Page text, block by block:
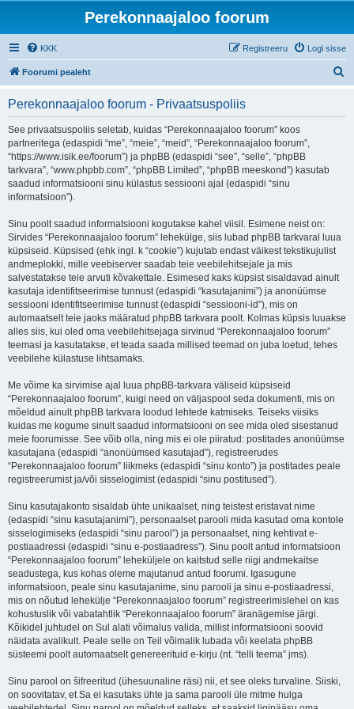
Perekonnaajaloo foorum
KKK Logi sisse
Registreeru
Foorumi pealeht
Perekonnaajaloo foorum - Privaatsuspoliis
See privaatsuspoliis seletab, kuidas “Perekonnaajaloo foorum” koos
partneritega (edaspidi “me”, “meie”, “meid”, “Perekonnaajaloo foorum”,
“https://www.isik.ee/foorum”) ja phpBB (edaspidi “see”, “selle”, “phpBB
tarkvara”, “www.phpbb.com”, “phpBB Limited”, “phpBB meeskond”) kasutab
saadud informatsiooni sinu külastus sessiooni ajal (edaspidi “sinu
informatsioon”).
Sinu poolt saadud informatsiooni kogutakse kahel viisil. Esimene neist on:
Sirvides “Perekonnaajaloo foorum” lehekülge, siis lubad phpBB tarkvaral luua
küpsiseid. Küpsised (ehk ingl. k “cookie”) kujutab endast väikest tekstikujulist
andmeplokki, mille veebiserver saadab teie veebilehitsejale ja mis
salvestatakse teie arvuti kõvakettale. Esimesed kaks küpsist sisaldavad ainult
kasutaja identifitseerimise tunnust (edaspidi “kasutajanimi”) ja anonüümse
sessiooni identifitseerimise tunnust (edaspidi “sessiooni-id”), mis on
automaatselt teie jaoks määratud phpBB tarkvara poolt. Kolmas küpsis luuakse
alles siis, kui oled oma veebilehitsejaga sirvinud “Perekonnaajaloo foorum”
teemasi ja kasutatakse, et teada saada millised teemad on juba loetud, tehes
veebilehe külastuse lihtsamaks.
Me võime ka sirvimise ajal luua phpBB-tarkvara väliseid küpsiseid
“Perekonnaajaloo foorum”, kuigi need on väljaspool seda dokumenti, mis on
mõeldud ainult phpBB tarkvara loodud lehtede katmiseks. Teiseks viisiks
kuidas me kogume sinult saadud informatsiooni on see mida oled sisestanud
meie foorumisse. See võib olla, ning mis ei ole piiratud: postitades anonüümse
kasutajana (edaspidi “anonüümsed kasutajad”), registreerudes
“Perekonnaajaloo foorum” liikmeks (edaspidi “sinu konto”) ja postitades peale
registreerumist ja/või sisselogimist (edaspidi “sinu postitused”).
Sinu kasutajakonto sisaldab ühte unikaalset, ning teistest eristavat nime
(edaspidi “sinu kasutajanimi”), personaalset parooli mida kasutad oma kontole
sisselogimiseks (edaspidi “sinu parool”) ja personaalset, ning kehtivat e-
postiaadressi (edaspidi “sinu e-postiaadress”). Sinu poolt antud informatsioon
“Perekonnaajaloo foorum” leheküljele on kaitstud selle riigi andmekaitse
seadustega, kus kohas oleme majutanud antud foorumi. Igasugune
informatsioon, peale sinu kasutajanime, sinu parooli ja sinu e-postiaadressi,
mis on nõutud lehekülje “Perekonnaajaloo foorum” registreerimislehel on kas
kohustuslik või vabatahtlik “Perekonnaajaloo foorum” äranägemise järgi.
Kõikidel juhtudel on Sul alati võimalus valida, millist informatsiooni soovid
näidata avalikult. Peale selle on Teil võimalik lubada või keelata phpBB
süsteemi poolt automaatselt genereerituid e-kirju (nt. “telli teema” jms).
Sinu parool on šifreeritud (ühesuunaline räsi) nii, et see oleks turvaline. Siiski,
on soovitatav, et Sa ei kasutaks ühte ja sama parooli üle mitme hulga